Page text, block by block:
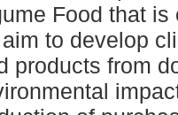
Food that
to develop
products from